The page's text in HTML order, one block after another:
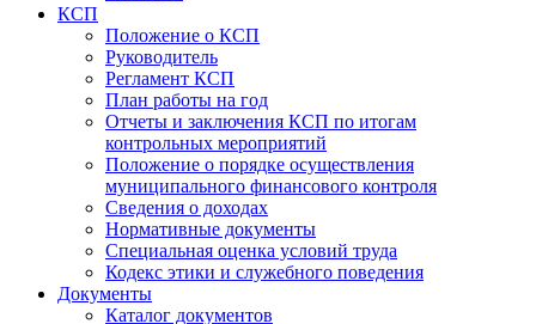
КСП
Положение о КСП
Руководитель
Регламент КСП
План работы на год
Отчеты и заключения КСП по итогам
контрольных мероприятий
Положение о порядке осуществления
муниципального финансового контроля
Сведения о доходах
Нормативные документы
Специальная оценка условий труда
Кодекс этики и служебного поведения
Документы
Каталог документов